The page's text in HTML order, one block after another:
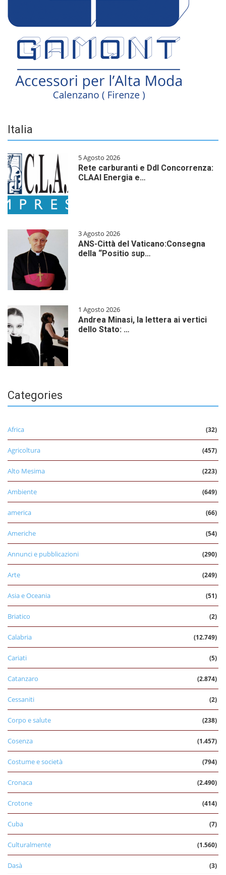
Italia
5 Agosto 2026
Rete carburanti e Ddl Concorrenza:
CLAAI Energia e…
3 Agosto 2026
ANS-Città del Vaticano:Consegna
della “Positio sup…
1 Agosto 2026
Andrea Minasi, la lettera ai vertici
dello Stato: …
Categories
Africa (32)
Agricoltura (457)
Alto Mesima (223)
Ambiente (649)
america (66)
Americhe (54)
Annunci e pubblicazioni (290)
Arte (249)
Asia e Oceania (51)
Briatico (2)
Calabria (12.749)
Cariati (5)
Catanzaro (2.874)
Cessaniti (2)
Corpo e salute (238)
Cosenza (1.457)
Costume e società (794)
Cronaca (2.490)
Crotone (414)
Cuba (7)
Culturalmente (1.560)
Dasà (3)